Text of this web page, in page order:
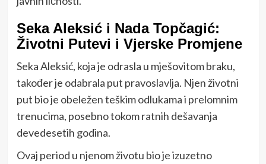
Seka Aleksić i Nada Topčagić:
Životni Putevi i Vjerske Promjene
Seka Aleksić, koja je odrasla u mješovitom braku,
također je odabrala put pravoslavlja. Njen životni
put bio je obeležen teškim odlukama i prelomnim
trenucima, posebno tokom ratnih dešavanja
devedesetih godina.
Ovaj period u njenom životu bio je izuzetno